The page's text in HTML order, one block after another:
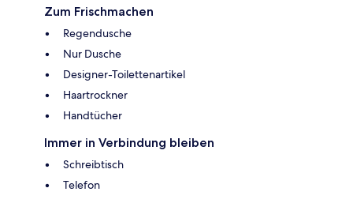
Zum Frischmachen
Regendusche
Nur Dusche
Designer-Toilettenartikel
Haartrockner
Handtücher
Immer in Verbindung bleiben
Schreibtisch
Telefon